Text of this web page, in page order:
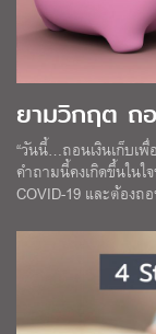
ยามวิกฤต ถ
“วันนี้…ถอนเงินเก็บเพื่
คำถามนี้คงเกิดขึ้นใน
COVID-19 และต้องถ